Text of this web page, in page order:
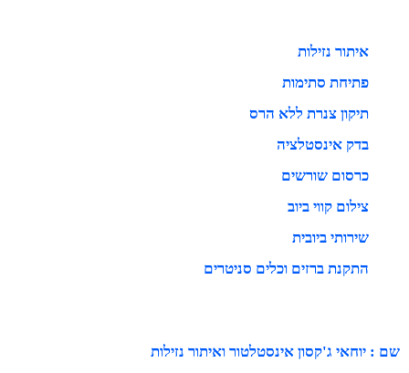
איתור נזילות
פתיחת סתימות
תיקון צנרת ללא הרס
בדק אינסטלציה
כרסום שורשים
צילום קווי ביוב
שירותי ביובית
התקנת ברזים וכלים סניטרים
שם : יוחאי ג'קסון אינסטלטור ואיתור נזילות